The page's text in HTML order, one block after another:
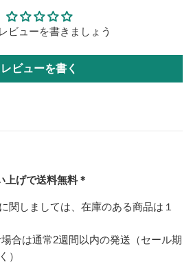
ビューを書きましょう
レビューを書く
上げで送料無料＊
関しましては、在庫のある商品は１
合は通常2週間以内の発送（セール期
）